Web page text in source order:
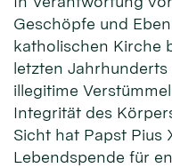
Geschöpfe und
katholischen Kirche
letzten
illegitime
Integrität des
Sicht hat Papst Pius
Lebendspende für